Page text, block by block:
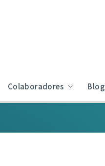
Colaboradores Blog